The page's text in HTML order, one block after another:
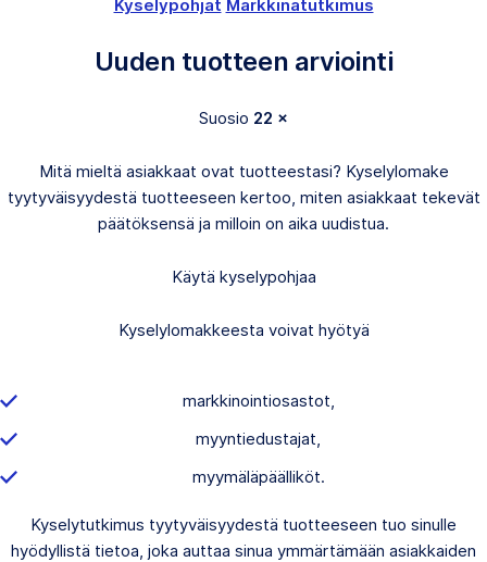
Kyselypohjat Markkinatutkimus
Uuden tuotteen arviointi
Suosio 22 ×
Mitä mieltä asiakkaat ovat tuotteestasi? Kyselylomake
tyytyväisyydestä tuotteeseen kertoo, miten asiakkaat tekevät
päätöksensä ja milloin on aika uudistua.
Käytä kyselypohjaa
Kyselylomakkeesta voivat hyötyä
markkinointiosastot,
myyntiedustajat,
myymäläpäälliköt.
Kyselytutkimus tyytyväisyydestä tuotteeseen tuo sinulle
hyödyllistä tietoa, joka auttaa sinua ymmärtämään asiakkaiden